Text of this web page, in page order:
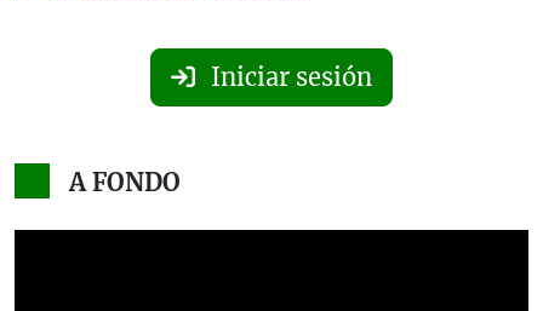
Iniciar sesión
A FONDO